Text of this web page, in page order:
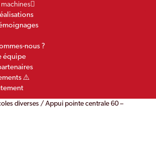
nous ?
équipe
⚠️
diverses / Appui pointe centrale 60 –